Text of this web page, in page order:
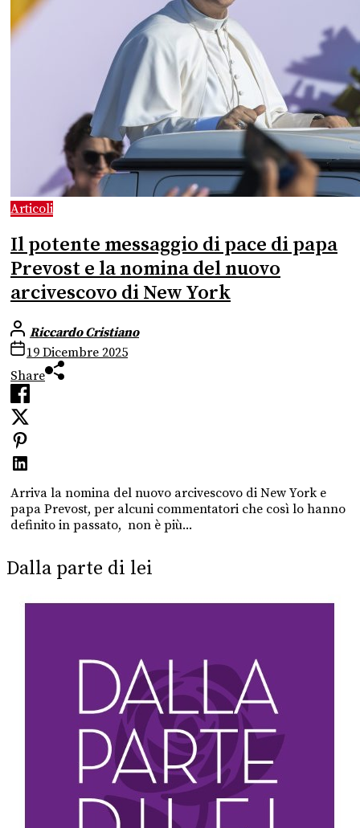
Articoli
Il potente messaggio di pace di papa
Prevost e la nomina del nuovo
arcivescovo di New York
Riccardo Cristiano
19 Dicembre 2025
Share
Arriva la nomina del nuovo arcivescovo di New York e
papa Prevost, per alcuni commentatori che così lo hanno
definito in passato, non è più...
Dalla parte di lei